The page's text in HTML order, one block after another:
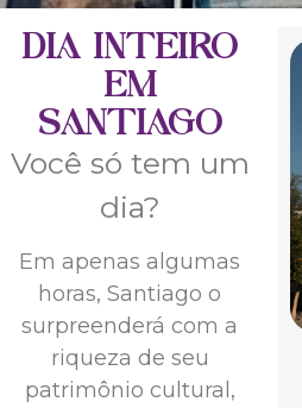
DIA INTEIRO
EM
SANTIAGO
Você só tem um
dia?
Em apenas algumas
horas, Santiago o
surpreenderá com a
riqueza de seu
patrimônio cultural,